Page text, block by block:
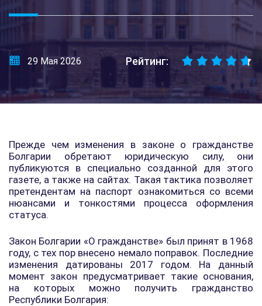
29 Мая 2026 Рейтинг:
Прежде чем изменения в законе о гражданстве
Болгарии обретают юридическую силу, они
публикуются в специально созданной для этого
газете, а также на сайтах. Такая тактика позволяет
претендентам на паспорт ознакомиться со всеми
нюансами и тонкостями процесса оформления
статуса.
Закон Болгарии «О гражданстве» был принят в 1968
году, с тех пор внесено немало поправок. Последние
изменения датированы 2017 годом. На данный
момент закон предусматривает такие основания,
на которых можно получить гражданство
Республики Болгария: